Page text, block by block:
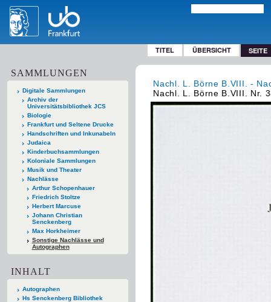
TITEL ÜBERSICHT SEITE
SAMMLUNGEN
Digitale Sammlungen
Archiv der
Universitätsbibliothek JCS
Biologie
Frankfurt und Seltene Drucke
Handschriften und Inkunabeln
Judaica
Kinderbuchsammlungen
Koloniale Sammlungen
Musik und Theater
Nachlässe
Arthur Schopenhauer
Friedrich Stoltze
Herbert Marcuse
Johann Christian
Senckenberg
Max Horkheimer
Sonstige Nachlässe und
Autographen
INHALT
Autographen
Hs Senckenberg Bibliothek
Nachl. L. Börne B.VIII. -
Nachl. L. Börne B.VIII. Nr.